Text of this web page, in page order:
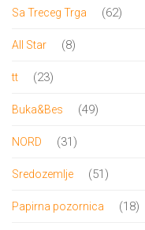
proizvoda
Sa Treceg Trga 6262
All Star 88
tt 2323
Buka&Bes 4949
NORD 31 31
Sredozemlje 51 51
Papirna pozornica 1818